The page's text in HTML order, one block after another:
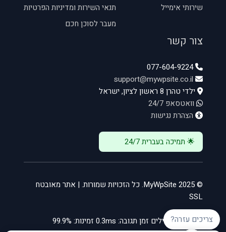
צריכים עזרה?
שירותי אימייל
תנאי השירות ומדיניות הפרטיות
מעבר לסוכן חכם
צור קשר
077-604-9224
support@mywpsite.co.il
ילדי טהרן 8 ראשון לציון, ישראל
וואטסאפ 24/7
הצהרת נגישות
🌟 תמיכה בעברית 24/7
© 2025 MyWpSite. כל הזכויות שמורות. | אתר מאובטח
SSL
שרתים פעילים זמן תגובה: 0.3ms זמינות: 99.9%